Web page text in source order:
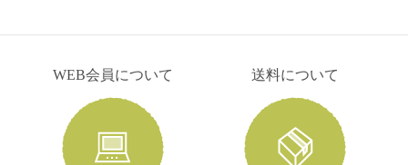
WEB会員について 送料について